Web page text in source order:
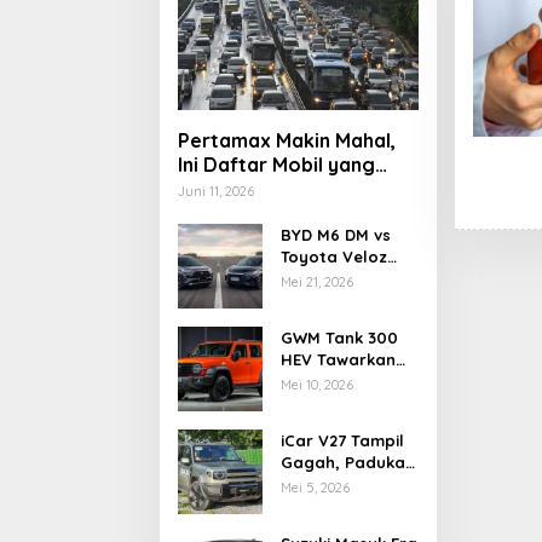
Pertamax Makin Mahal,
Ini Daftar Mobil yang
Masih Aman Pakai
Juni 11, 2026
BYD M6 DM vs
Toyota Veloz
Hybrid, Adu
Elektrifikasi
Mei 21, 2026
GWM Tank 300
HEV Tawarkan
Tenaga Hybrid
Mei 10, 2026
iCar V27 Tampil
Gagah, Padukan
Gaya Off-Road
Mei 5, 2026